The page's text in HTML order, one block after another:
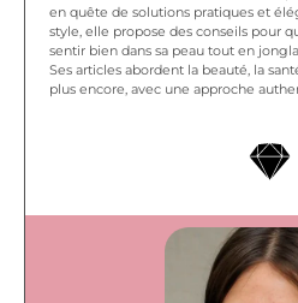
en quête de solutions pratiques et
style, elle propose des conseils pour
sentir bien dans sa peau tout en
Ses articles abordent la beauté, la
plus encore, avec une approche